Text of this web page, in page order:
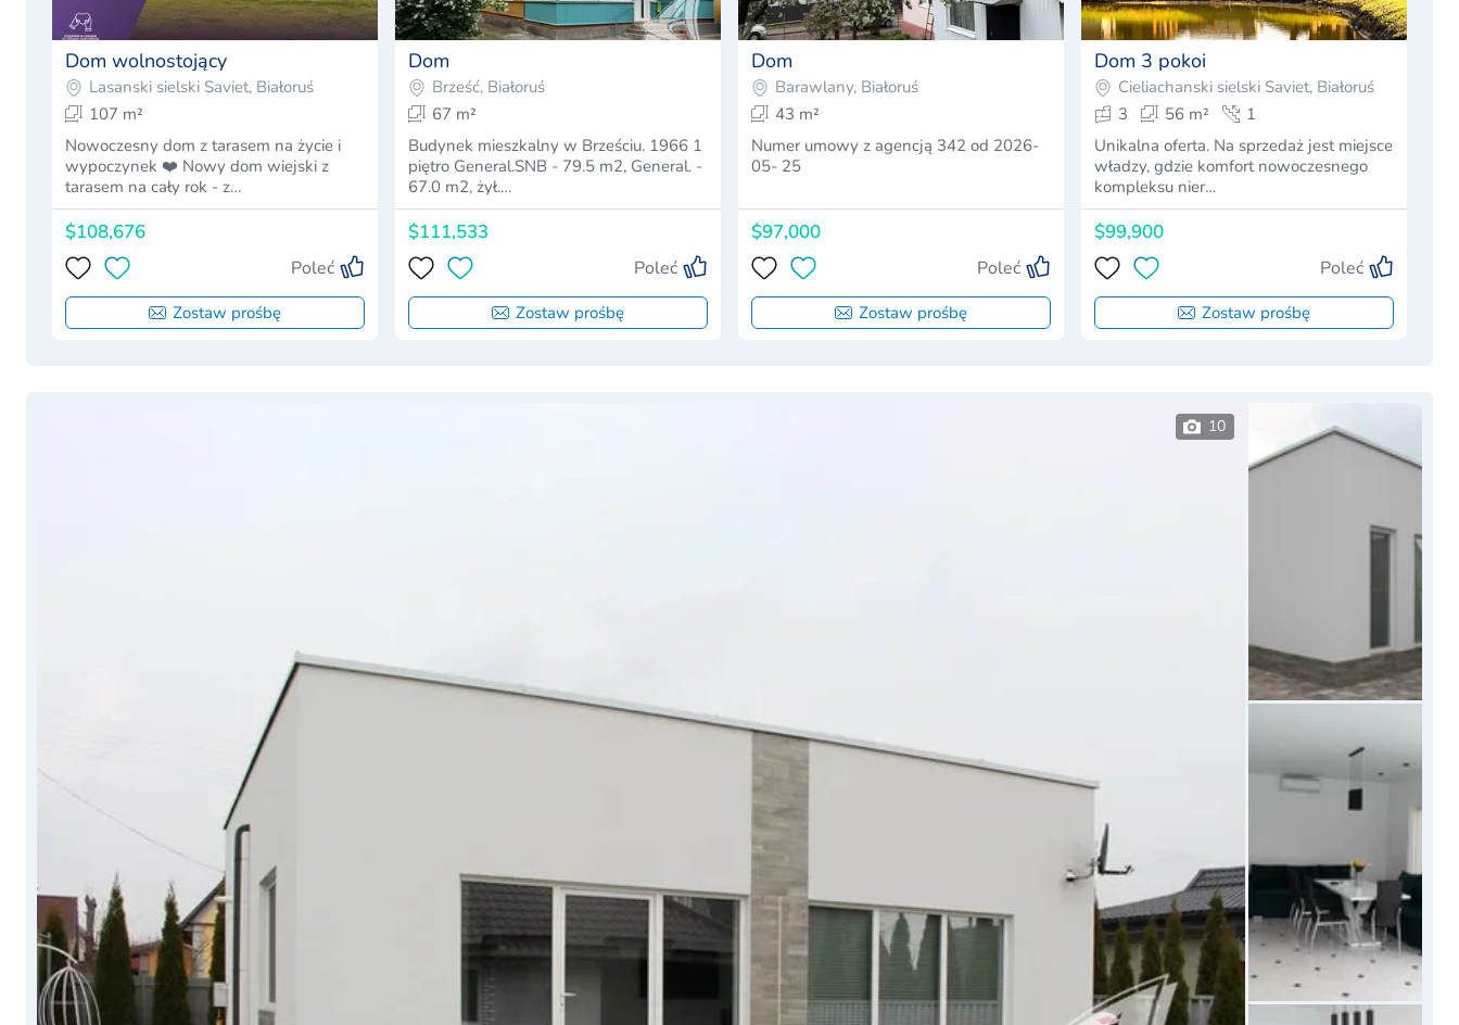
Dom wolnostojący
Lasanski sielski Saviet, Białoruś
107 m²
Nowoczesny dom z tarasem na życie i
wypoczynek ❤️ Nowy dom wiejski z
tarasem na cały rok - z…
$108,676
Poleć
Zostaw prośbę
Dom
Brześć, Białoruś
67 m²
Budynek mieszkalny w Brześciu. 1966 1
piętro General.SNB - 79.5 m2, General. -
67.0 m2, żył.…
$111,533
Poleć
Zostaw prośbę
Dom
Barawlany, Białoruś
43 m²
Numer umowy z agencją 342 od 2026-
05- 25
$97,000
Poleć
Zostaw prośbę
Dom 3 pokoi
Cieliachanski sielski Saviet, Białoruś
3
56 m²
1
Unikalna oferta. Na sprzedaż jest miejsce
władzy, gdzie komfort nowoczesnego
kompleksu nier…
$99,900
Poleć
Zostaw prośbę
10